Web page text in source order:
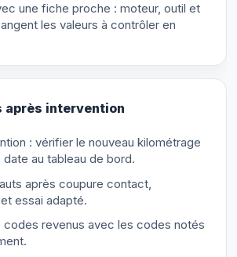
une fiche proche : moteur, outil et
les valeurs à contrôler en
après intervention
: vérifier le nouveau kilométrage
date au tableau de bord.
après coupure contact,
essai adapté.
codes revenus avec les codes notés